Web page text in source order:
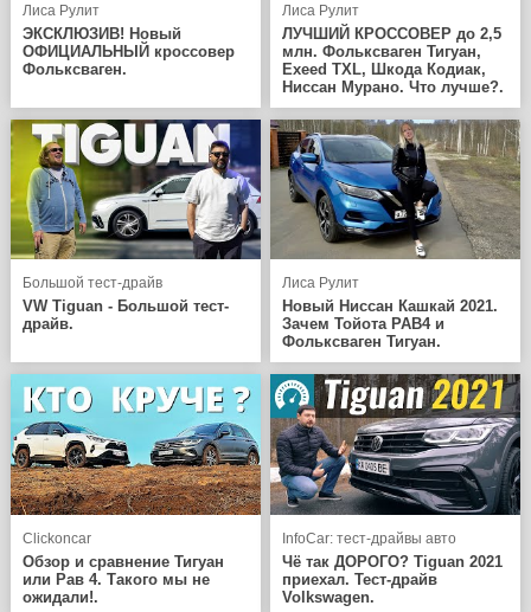
Лиса Рулит
ЭКСКЛЮЗИВ! Новый
ОФИЦИАЛЬНЫЙ кроссовер
Фольксваген.
Лиса Рулит
ЛУЧШИЙ КРОССОВЕР до 2,5
млн. Фольксваген Тигуан,
Exeed TXL, Шкода Кодиак,
Ниссан Мурано. Что лучше?.
Большой тест-драйв
VW Tiguan - Большой тест-
драйв.
Лиса Рулит
Новый Ниссан Кашкай 2021.
Зачем Тойота РАВ4 и
Фольксваген Тигуан.
Clickoncar
Обзор и сравнение Тигуан
или Рав 4. Такого мы не
ожидали!.
InfoCar: тест-драйвы авто
Чё так ДОРОГО? Tiguan 2021
приехал. Тест-драйв
Volkswagen.